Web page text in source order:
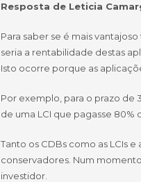
Resposta de Leticia
Para saber se é mais
seria a rentabilidade destas
Isto ocorre porque as
Por exemplo, para o prazo de
de uma LCI que pagasse 80%
Tanto os CDBs como as LCIs
conservadores. Num
investidor.